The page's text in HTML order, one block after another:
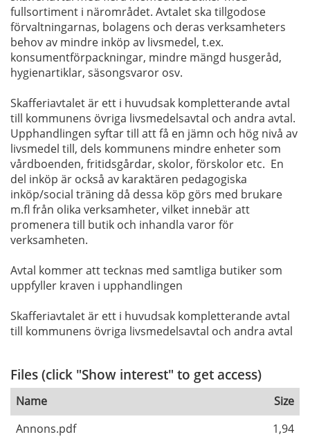
fullsortiment i närområdet. Avtalet ska tillgodose
förvaltningarnas, bolagens och deras verksamheters
behov av mindre inköp av livsmedel, t.ex.
konsumentförpackningar, mindre mängd husgeråd,
hygienartiklar, säsongsvaror osv.
Skafferiavtalet är ett i huvudsak kompletterande avtal
till kommunens övriga livsmedelsavtal och andra avtal.
Upphandlingen syftar till att få en jämn och hög nivå av
livsmedel till, dels kommunens mindre enheter som
vårdboenden, fritidsgårdar, skolor, förskolor etc. En
del inköp är också av karaktären pedagogiska
inköp/social träning då dessa köp görs med brukare
m.fl från olika verksamheter, vilket innebär att
promenera till butik och inhandla varor för
verksamheten.
Avtal kommer att tecknas med samtliga butiker som
uppfyller kraven i upphandlingen
Skafferiavtalet är ett i huvudsak kompletterande avtal
till kommunens övriga livsmedelsavtal och andra avtal
Files (click "Show interest" to get access)
Name
Size
Annons.pdf
1,94